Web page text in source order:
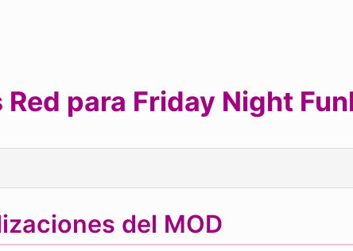
para Friday Night
del MOD